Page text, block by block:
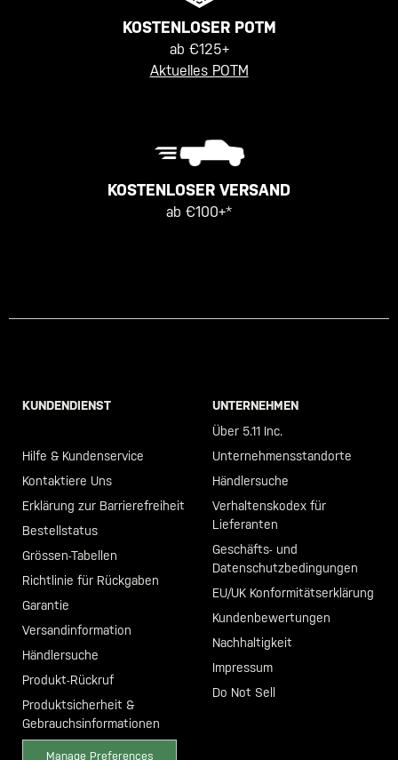
KOSTENLOSER POTM
ab €125+
Aktuelles POTM
KOSTENLOSER VERSAND
ab €100+*
KUNDENDIENST
Hilfe & Kundenservice
Kontaktiere Uns
Erklärung zur Barrierefreiheit
Bestellstatus
Grössen-Tabellen
Richtlinie für Rückgaben
Garantie
Versandinformation
Händlersuche
Produkt-Rückruf
Produktsicherheit &
Gebrauchsinformationen
Manage Preferences
UNTERNEHMEN
Über 5.11 Inc.
Unternehmensstandorte
Händlersuche
Verhaltenskodex für
Lieferanten
Geschäfts- und
Datenschutzbedingungen
EU/UK Konformitätserklärung
Kundenbewertungen
Nachhaltigkeit
Impressum
Do Not Sell